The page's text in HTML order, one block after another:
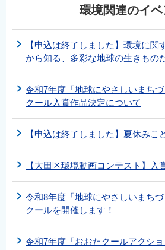
環境関連のイベ
【申込は終了しました】環境に関
から知る、多彩な地球の生きもの
令和7年度「地球にやさしいまち
クール入賞作品決定について
【申込は終了しました】夏休みこ
【大田区環境動画コンテスト】入
令和8年度「地球にやさしいまち
クールを開催します！
令和7年度「おおたクールアクシ